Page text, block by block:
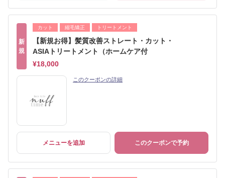
新
規
カット 縮毛矯正 トリートメント
【新規お得】髪質改善ストレート・カット・
ASIAトリートメント（ホームケア付
¥18,000
このクーポンの詳細
メニューを追加 このクーポンで予約